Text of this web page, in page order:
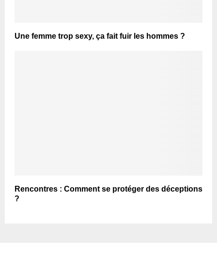
Une femme trop sexy, ça fait fuir les hommes ?
Rencontres : Comment se protéger des déceptions
?